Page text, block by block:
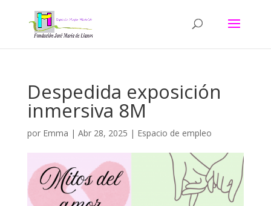
Despedida exposición
inmersiva 8M
por Emma | Abr 28, 2025 | Espacio de empleo